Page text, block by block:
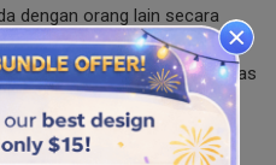
dengan orang lain secara
lambang perbaikan rumah
JPG dengan menjaga kualitas